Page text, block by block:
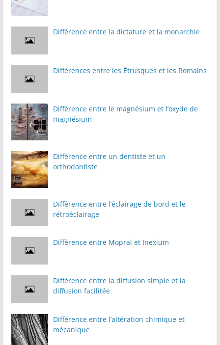
Différence entre la dictature et la monarchie
Différences entre les Étrusques et les Romains
Différence entre le magnésium et l’oxyde de
magnésium
Différence entre un dentiste et un
orthodontiste
Différence entre l’éclairage de bord et le
rétroéclairage
Différence entre Mopral et Inexium
Différence entre la diffusion simple et la
diffusion facilitée
Différence entre l’altération chimique et
mécanique